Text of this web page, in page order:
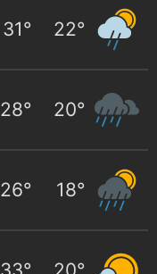
31° 22°
28° 20°
26° 18°